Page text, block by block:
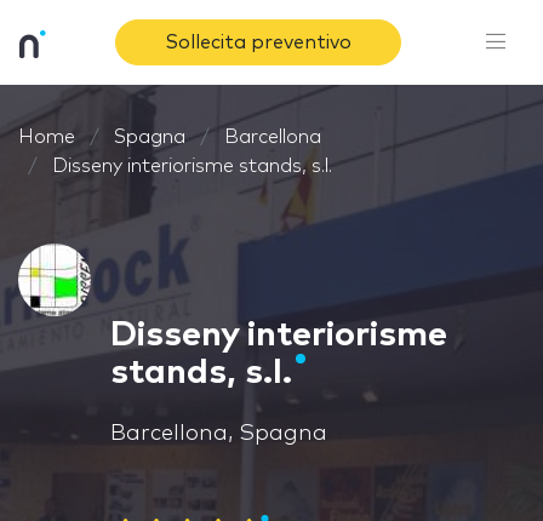
Sollecita preventivo
Home Spagna
Barcellona
Disseny interiorisme stands, s.l.
Disseny interiorisme
stands, s.l.
Barcellona, Spagna